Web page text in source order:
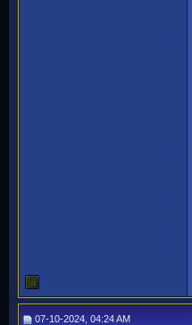
07-10-2024, 04:24 AM